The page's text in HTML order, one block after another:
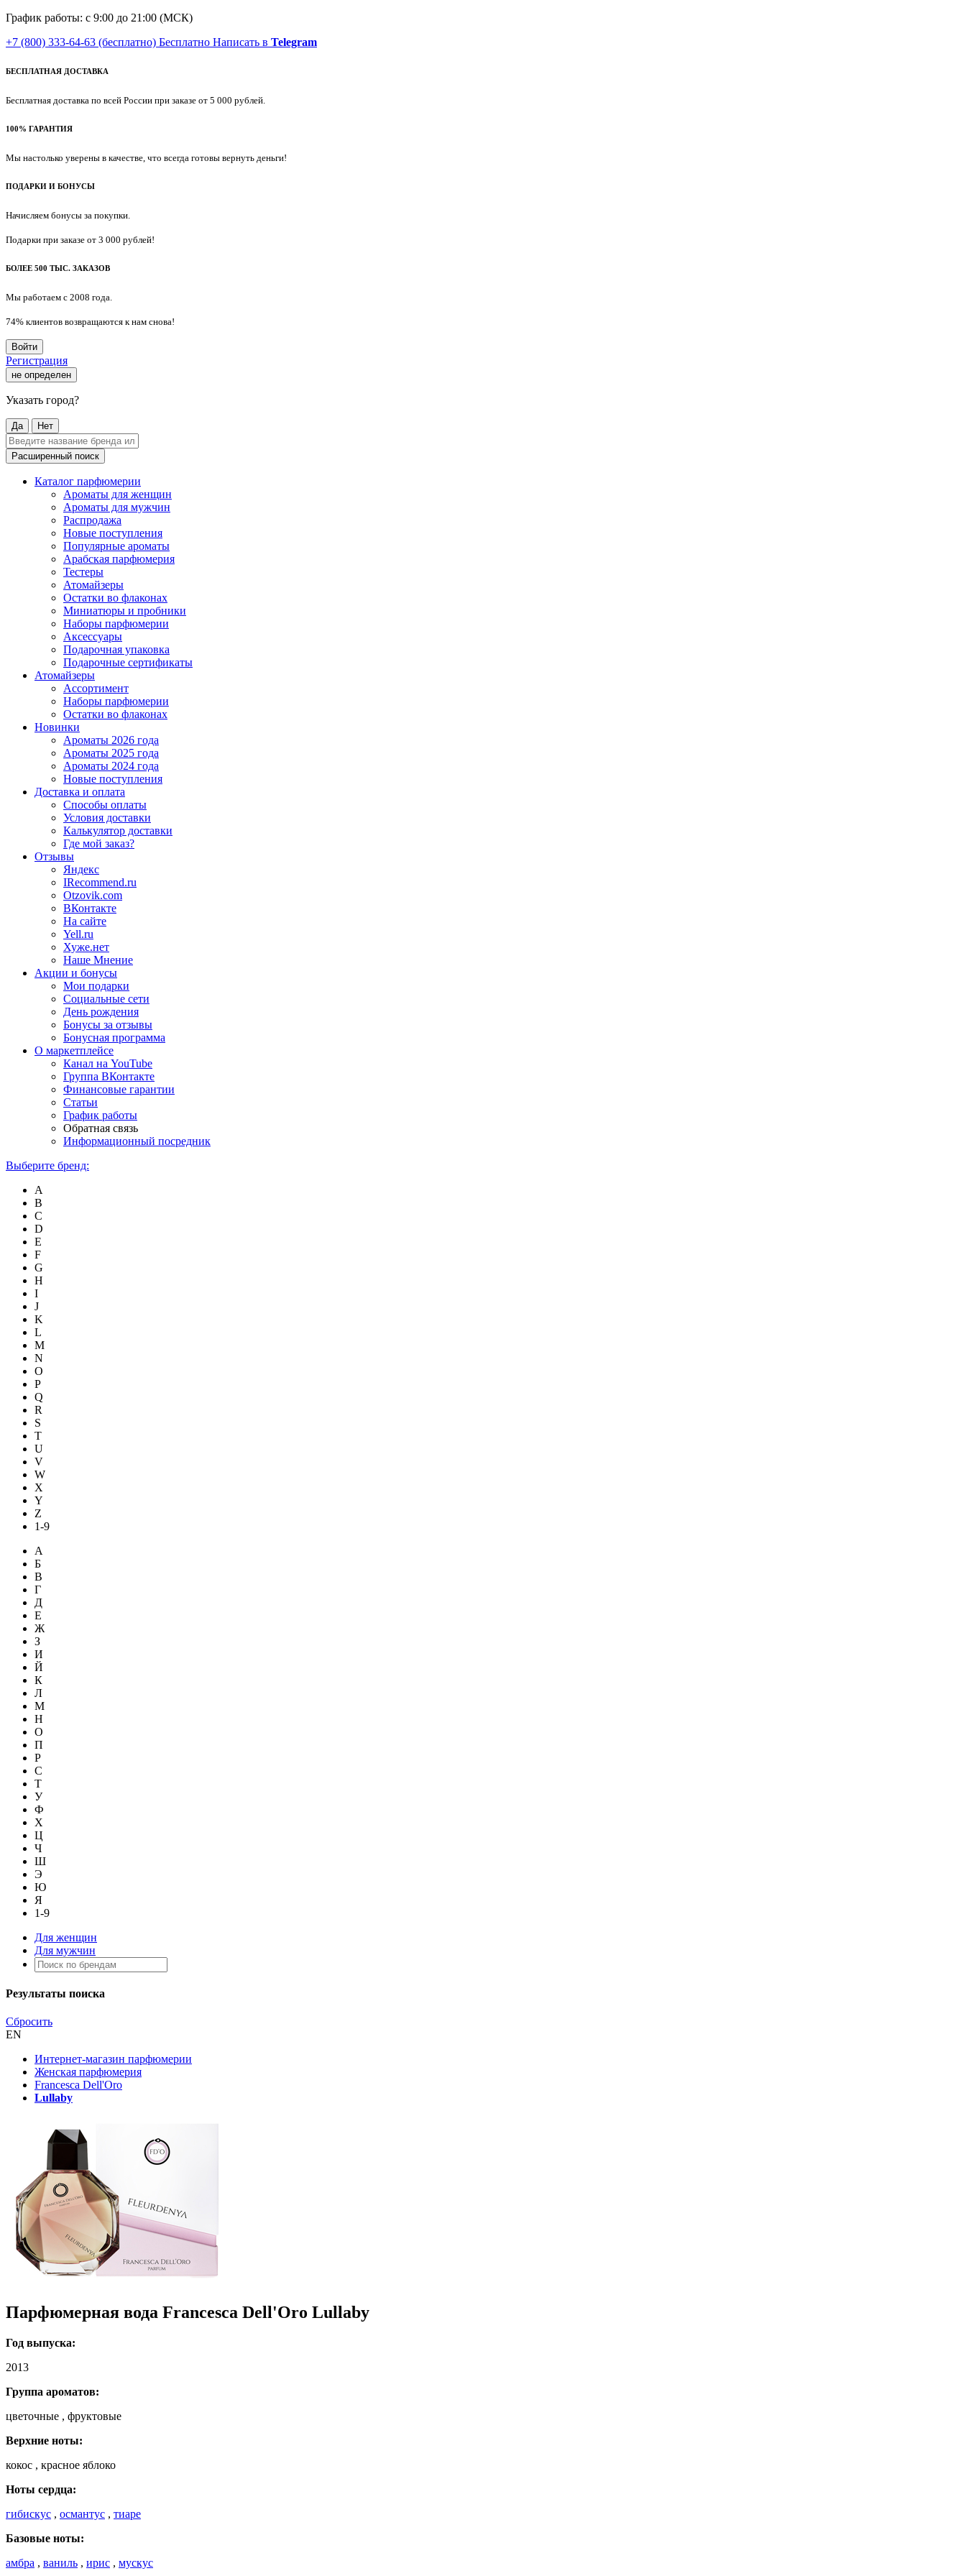
График работы: с 9:00 до 21:00 (МСК)
+7 (800) 333-64-63 (бесплатно) Бесплатно Написать в Telegram
БЕСПЛАТНАЯ ДОСТАВКА
Бесплатная доставка по всей России при заказе от 5 000 рублей.
100% ГАРАНТИЯ
Мы настолько уверены в качестве, что всегда готовы вернуть деньги!
ПОДАРКИ И БОНУСЫ
Начисляем бонусы за покупки.
Подарки при заказе от 3 000 рублей!
БОЛЕЕ 500 ТЫС. ЗАКАЗОВ
Мы работаем с 2008 года.
74% клиентов возвращаются к нам снова!
Войти
Регистрация
не определен
Указать город?
Да Нет
Расширенный поиск
Каталог парфюмерии
Ароматы для женщин
Ароматы для мужчин
Распродажа
Новые поступления
Популярные ароматы
Арабская парфюмерия
Тестеры
Атомайзеры
Остатки во флаконах
Миниатюры и пробники
Наборы парфюмерии
Аксессуары
Подарочная упаковка
Подарочные сертификаты
Атомайзеры
Ассортимент
Наборы парфюмерии
Остатки во флаконах
Новинки
Ароматы 2026 года
Ароматы 2025 года
Ароматы 2024 года
Новые поступления
Доставка и оплата
Способы оплаты
Условия доставки
Калькулятор доставки
Где мой заказ?
Отзывы
Яндекс
IRecommend.ru
Otzovik.com
ВКонтакте
На сайте
Yell.ru
Хуже.нет
Наше Мнение
Акции и бонусы
Мои подарки
Социальные сети
День рождения
Бонусы за отзывы
Бонусная программа
О маркетплейсе
Канал на YouTube
Группа ВКонтакте
Финансовые гарантии
Статьи
График работы
Обратная связь
Информационный посредник
Выберите бренд:
A
B
C
D
E
F
G
H
I
J
K
L
M
N
O
P
Q
R
S
T
U
V
W
X
Y
Z
1-9
А
Б
В
Г
Д
Е
Ж
З
И
Й
К
Л
М
Н
О
П
Р
С
Т
У
Ф
Х
Ц
Ч
Ш
Э
Ю
Я
1-9
Для женщин
Для мужчин
Результаты поиска
Сбросить
EN
Интернет-магазин парфюмерии
Женская парфюмерия
Francesca Dell'Oro
Lullaby
Парфюмерная вода Francesca Dell'Oro Lullaby
Год выпуска:
2013
Группа ароматов:
цветочные , фруктовые
Верхние ноты:
кокос , красное яблоко
Ноты сердца:
гибискус , османтус , тиаре
Базовые ноты:
амбра , ваниль , ирис , мускус